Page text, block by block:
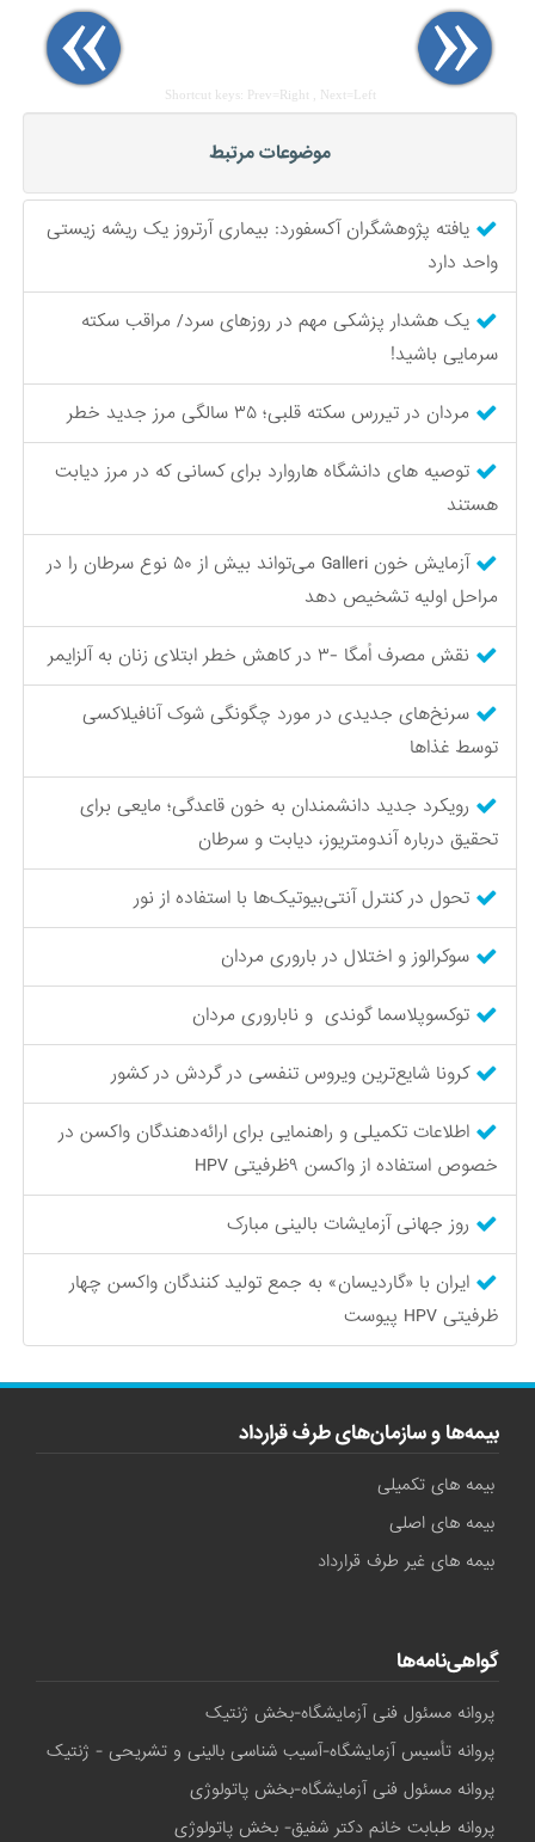
Shortcut keys: Prev=Right , Next=Left
موضوعات مرتبط
یافته پژوهشگران آکسفورد: بیماری آرتروز یک ریشه زیستی
واحد دارد
یک هشدار پزشکی مهم در روزهای سرد/ مراقب سکته‌
سرمایی باشید!
مردان در تیررس سکته قلبی؛ ۳۵ سالگی مرز جدید خطر
توصیه های دانشگاه هاروارد برای کسانی که در مرز دیابت
هستند
آزمایش خون Galleri می‌تواند بیش از ۵۰ نوع سرطان را در
مراحل اولیه تشخیص دهد
نقش مصرف اُمگا -۳ در کاهش خطر ابتلای زنان به آلزایمر
سرنخ‌های جدیدی در مورد چگونگی شوک آنافیلاکسی
توسط غذاها
رویکرد جدید دانشمندان به خون قاعدگی؛ مایعی برای
تحقیق درباره آندومتریوز، دیابت و سرطان
تحول در کنترل آنتی‌بیوتیک‌ها با استفاده از نور
سوکرالوز و اختلال در باروری مردان
توکسوپلاسما گوندی و ناباروری مردان
کرونا شایع‌ترین ویروس تنفسی در گردش در کشور
اطلاعات تکمیلی و راهنمایی برای ارائه‌دهندگان واکسن در
خصوص استفاده از واکسن ۹‌ظرفیتی HPV
روز جهانی آزمایشات بالینی مبارک
ایران با «گاردیسان» به جمع تولید کنندگان واکسن چهار
ظرفیتی HPV پیوست
بیمه‌ها و سازمان‌های طرف قرارداد
بیمه های تکمیلی
بیمه های اصلی
بیمه های غیر طرف قرارداد
گواهی‌نامه‌ها
پروانه مسئول فنی آزمایشگاه-بخش ژنتیک
پروانه تأسیس آزمایشگاه-آسیب شناسی بالینی و تشریحی - ژنتیک
پروانه مسئول فنی آزمایشگاه-بخش پاتولوژی
پروانه طبابت خانم دکتر شفیق- بخش پاتولوژی